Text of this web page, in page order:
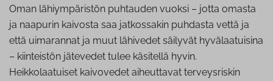
Oman lähiympäristön puhtauden vuoksi – jotta omasta
ja naapurin kaivosta saa jatkossakin puhdasta vettä ja
että uimarannat ja muut lähivedet säilyvät hyvälaatuisina
– kiinteistön jätevedet tulee käsitellä hyvin.
Heikkolaatuiset kaivovedet aiheuttavat terveysriskin